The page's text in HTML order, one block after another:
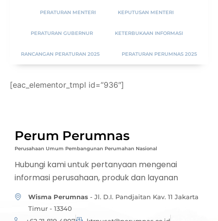
PERATURAN MENTERI KEPUTUSAN MENTERI
PERATURAN GUBERNUR KETERBUKAAN INFORMASI
RANCANGAN PERATURAN 2025 PERATURAN PERUMNAS 2025
[eac_elementor_tmpl id=”936″]
Perum Perumnas
Perusahaan Umum Pembangunan Perumahan Nasional
Hubungi kami untuk pertanyaan mengenai
informasi perusahaan, produk dan layanan
Wisma Perumnas- Jl. D.I. Pandjaitan Kav. 11 Jakarta
Timur - 13340